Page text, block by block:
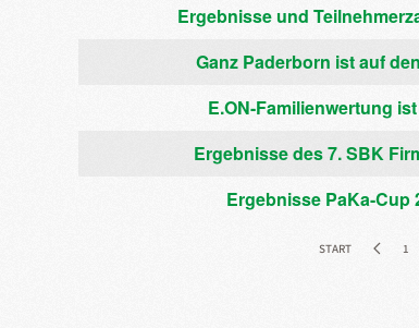
Ergebnisse und
Ganz Paderborn ist auf
E.ON-Familienwertung
Ergebnisse des 7. SBK
Ergebnisse PaKa-Cup
START 1